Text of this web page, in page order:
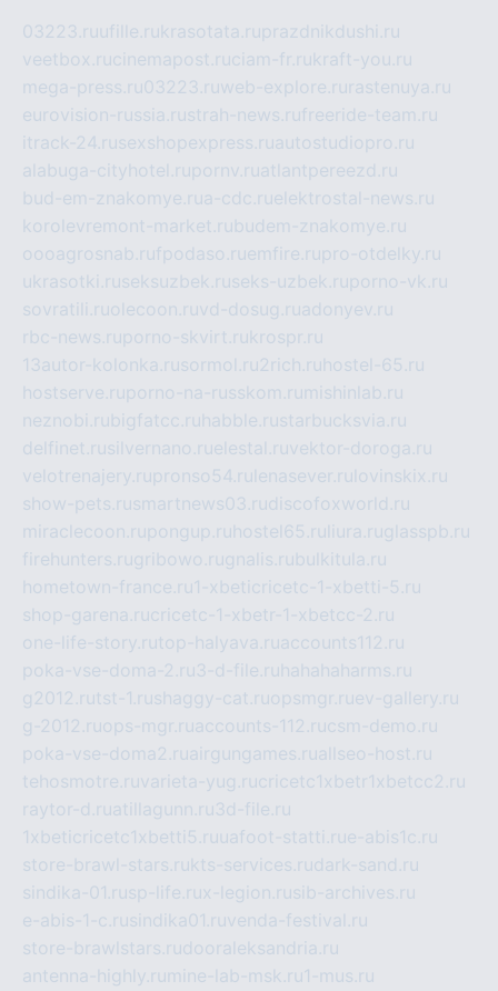
03223.ruufille.rukrasotata.ruprazdnikdushi.ru
veetbox.rucinemapost.ruciam-fr.rukraft-you.ru
mega-press.ru03223.ruweb-explore.ru rastenuya.ru
eurovision-russia.rustrah-news.rufreeride-team.ru
itrack-24.rusexshopexpress.ruautostudiopro.ru
alabuga-cityhotel.rupornv.ruatlantpereezd.ru
bud-em-znakomye.rua-cdc.ruelektrostal-news.ru
korolevremont-market.rubudem-znakomye.ru
oooagrosnab.rufpodaso.ruemfire.rupro-otdelky.ru
ukrasotki.ruseksuzbek.ruseks-uzbek.ruporno-vk.ru
sovratili.ruolecoon.ruvd-dosug.ruadonyev.ru
rbc-news.ruporno-skvirt.rukrospr.ru
13autor-kolonka.rusormol.ru2rich.ru hostel-65.ru
hostserve.ruporno-na-russkom.ru mishinlab.ru
neznobi.rubigfatcc.ru habble.rustarbucksvia.ru
delfinet.rusilvernano.ruelestal.ruvektor-doroga.ru
velotrenajery.rupronso54.ru lenasever.ru lovinskix.ru
show-pets.rusmartnews03.rudiscofoxworld.ru
miraclecoon.rupongup.ru hostel65.ru liura.ruglasspb.ru
firehunters.rugribowo.rugnalis.rubulkitula.ru
hometown-france.ru1-xbeticricetc-1-xbetti-5.ru
shop-garena.rucricetc-1-xbetr-1-xbetcc-2.ru
one-life-story.rutop-halyava.ruaccounts112.ru
poka-vse-doma-2.ru3-d-file.ru hahahaharms.ru
g2012.rutst-1.rushaggy-cat.ruopsmgr.ruev-gallery.ru
g-2012.ruops-mgr.ruaccounts-112.rucsm-demo.ru
poka-vse-doma2.ruairgungames.ruallseo-host.ru
tehosmotre.ruvarieta-yug.rucricetc1xbetr1xbetcc2.ru
raytor-d.ruatillagunn.ru3d-file.ru
1xbeticricetc1xbetti5.ruuafoot-statti.rue-abis1c.ru
store-brawl-stars.rukts-services.rudark-sand.ru
sindika-01.rusp-life.rux-legion.rusib-archives.ru
e-abis-1-c.rusindika01.ruvenda-festival.ru
store-brawlstars.rudooraleksandria.ru
antenna-highly.ru mine-lab-msk.ru1-mus.ru